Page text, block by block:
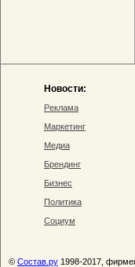
Новости:
Реклама
Маркетинг
Медиа
Брендинг
Бизнес
Политика
Социум
© Состав.ру 1998-2017,